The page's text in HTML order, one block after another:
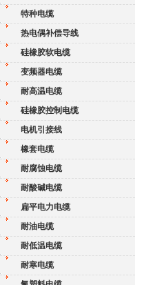
特种电缆
热电偶补偿导线
硅橡胶软电缆
变频器电缆
耐高温电缆
硅橡胶控制电缆
电机引接线
橡套电缆
耐腐蚀电缆
耐酸碱电缆
扁平电力电缆
耐油电缆
耐低温电缆
耐寒电缆